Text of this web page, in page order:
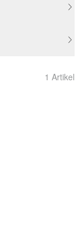
1 Artikel